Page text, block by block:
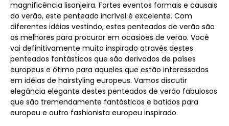
magnificência lisonjeira. Fortes eventos formais e causais
do verão, este penteado incrível é excelente. Com
diferentes idéias vestindo, estes penteados de verão são
os melhores para procurar em ocasiões de verão. Você
vai definitivamente muito inspirado através destes
penteados fantásticos que são derivados de países
europeus e ótimo para aqueles que estão interessados ​​
em idéias de hairstyling europeus. Vamos discutir
elegância elegante destes penteados de verão fabulosos
que são tremendamente fantásticos e batidos para
europeu e outro fashionista europeu inspirado.